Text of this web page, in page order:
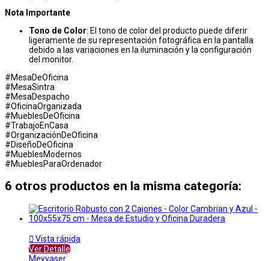
Nota Importante
Tono de Color: El tono de color del producto puede diferir
ligeramente de su representación fotográfica en la pantalla
debido a las variaciones en la iluminación y la configuración
del monitor.
#MesaDeOficina
#MesaSintra
#MesaDespacho
#OficinaOrganizada
#MueblesDeOficina
#TrabajoEnCasa
#OrganizaciónDeOficina
#DiseñoDeOficina
#MueblesModernos
#MueblesParaOrdenador
6 otros productos en la misma categoría:
 Vista rápida
Ver Detalle
Meyvaser